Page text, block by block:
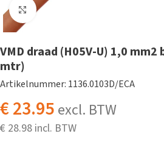
Klik om te vergroten
VMD draad (H05V-U) 1,0 mm2
mtr)
Artikelnummer: 1136.0103D/ECA
€23.95 excl. BTW
€ 28.98